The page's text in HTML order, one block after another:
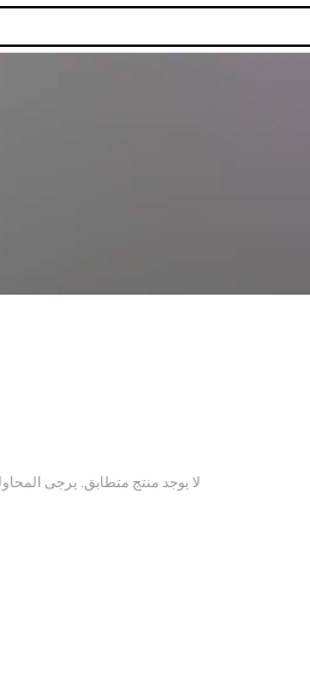
لا يوجد منتج متطابق. يرجى